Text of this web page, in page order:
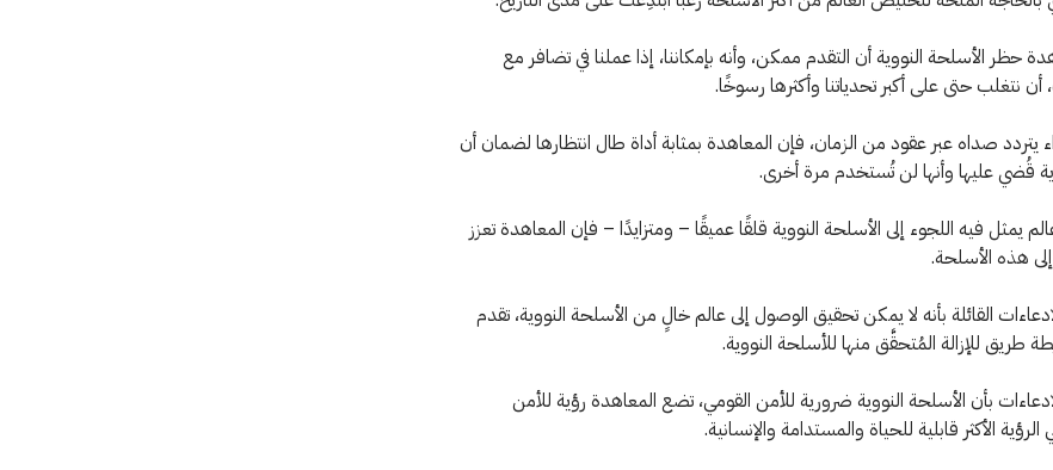
حظر الأسلحة النووية أن التقدم ممكن، وأنه بإمكاننا، إذا عملنا في تضافر مع
نتغلب حتى على أكبر تحدياتنا وأكثرها رسوخًا.
يتردد صداه عبر عقود من الزمان، فإن المعاهدة بمثابة أداة طال انتظارها لضمان أن
قُضي عليها وأنها لن تُستخدم مرة أخرى.
يمثل فيه اللجوء إلى الأسلحة النووية قلقًا عميقًا – ومتزايدًا – فإن المعاهدة تعزز
هذه الأسلحة.
القائلة بأنه لا يمكن تحقيق الوصول إلى عالم خالٍ من الأسلحة النووية، تقدم
طريق للإزالة المُتحقَّق منها للأسلحة النووية.
بأن الأسلحة النووية ضرورية للأمن القومي، تضع المعاهدة رؤية للأمن
الأكثر قابلية للحياة والمستدامة والإنسانية.